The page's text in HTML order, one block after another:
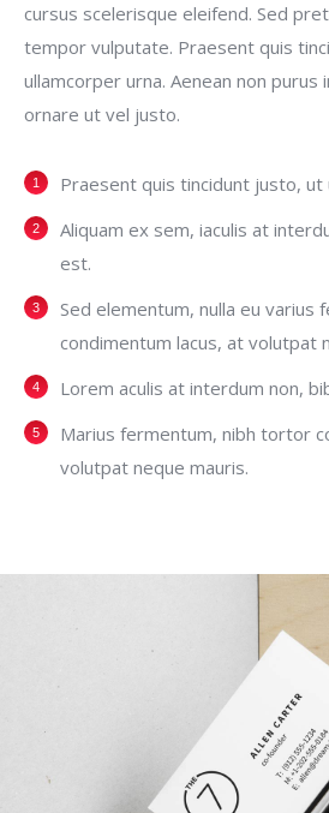
cursus scelerisque eleifend. Sed
tempor vulputate. Praesent quis
ullamcorper urna. Aenean non purus
ornare ut vel justo.
Praesent quis tincidunt justo, ut
Aliquam ex sem, iaculis at
est.
Sed elementum, nulla eu
condimentum lacus, at volutpat
Lorem aculis at interdum non,
Мarius fermentum, nibh tortor
volutpat neque mauris.